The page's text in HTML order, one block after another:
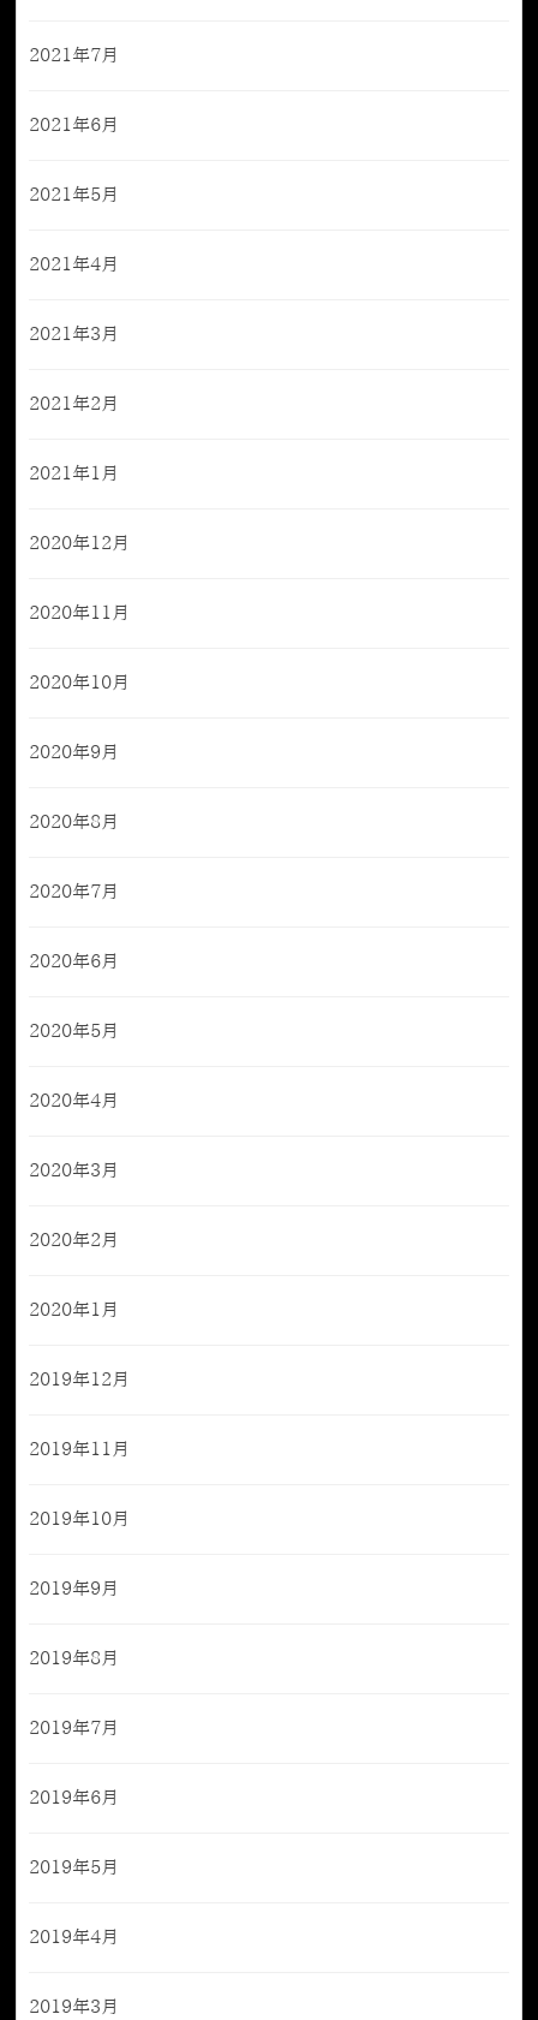
2021年7月
2021年6月
2021年5月
2021年4月
2021年3月
2021年2月
2021年1月
2020年12月
2020年11月
2020年10月
2020年9月
2020年8月
2020年7月
2020年6月
2020年5月
2020年4月
2020年3月
2020年2月
2020年1月
2019年12月
2019年11月
2019年10月
2019年9月
2019年8月
2019年7月
2019年6月
2019年5月
2019年4月
2019年3月